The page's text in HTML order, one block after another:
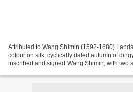
Attributed to Wang Shimin (1592-1680)
colour on silk, cyclically dated autumn of
inscribed and signed Wang Shimin, with two